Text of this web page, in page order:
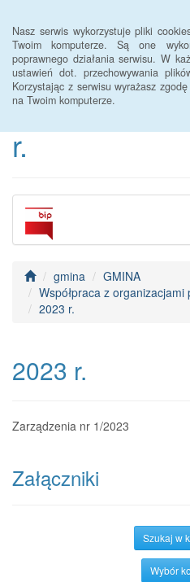
Nasz serwis wykorzystuje pliki
Twoim komputerze. Są one
poprawnego działania serwisu. W
ustawień dot. przechowywania
Korzystając z serwisu wyrażasz
na Twoim komputerze.
BIP Urzędu
Janowice
r.
gmina
GMINA
Współpraca z organizacjami
2023 r.
2023 r.
Zarządzenia nr 1/2023
Załączniki
Szukaj w
Wybór